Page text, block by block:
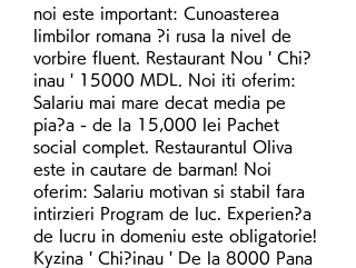
noi este important: Cunoasterea
limbilor romana ?i rusa la nivel de
vorbire fluent. Restaurant Nou ' Chi?
inau ' 15000 MDL. Noi iti oferim:
Salariu mai mare decat media pe
pia?a - de la 15,000 lei Pachet
social complet. Restaurantul Oliva
este in cautare de barman! Noi
oferim: Salariu motivan si stabil fara
intirzieri Program de luc. Experien?a
de lucru in domeniu este obligatorie!
Kyzina ' Chi?inau ' De la 8000 Pana